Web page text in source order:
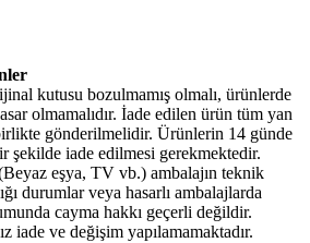
kutusu bozulmamış olmalı, ürünlerde
olmamalıdır. İade edilen ürün tüm yan
gönderilmelidir. Ürünlerin 14 günde
şekilde iade edilmesi gerekmektedir.
eşya, TV vb.) ambalajın teknik
durumlar veya hasarlı ambalajlarda
cayma hakkı geçerli değildir.
iade ve değişim yapılamamaktadır.